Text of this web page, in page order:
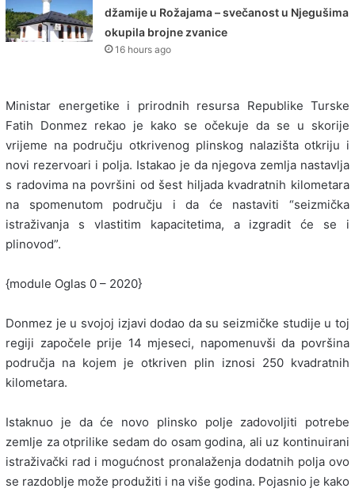
džamije u Rožajama – svečanost u Njegušima
okupila brojne zvanice
16 hours ago
Ministar energetike i prirodnih resursa Republike Turske
Fatih Donmez rekao je kako se očekuje da se u skorije
vrijeme na području otkrivenog plinskog nalazišta otkriju i
novi rezervoari i polja. Istakao je da njegova zemlja nastavlja
s radovima na površini od šest hiljada kvadratnih kilometara
na spomenutom području i da će nastaviti “seizmička
istraživanja s vlastitim kapacitetima, a izgradit će se i
plinovod”.
{module Oglas 0 – 2020}
Donmez je u svojoj izjavi dodao da su seizmičke studije u toj
regiji započele prije 14 mjeseci, napomenuvši da površina
područja na kojem je otkriven plin iznosi 250 kvadratnih
kilometara.
Istaknuo je da će novo plinsko polje zadovoljiti potrebe
zemlje za otprilike sedam do osam godina, ali uz kontinuirani
istraživački rad i mogućnost pronalaženja dodatnih polja ovo
se razdoblje može produžiti i na više godina. Pojasnio je kako